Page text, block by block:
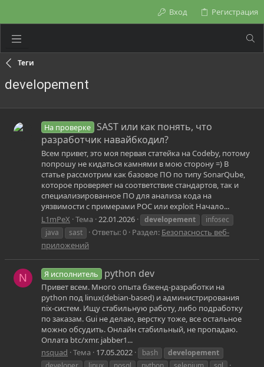
Вход Регистрация
Теги
developement
На проверке
SAST или как понять, что
разработчик навайбкодил?
Всем привет, это моя первая статейка на Codeby, потому
попрошу не кидаться камнями в мою сторону =) В
статье рассмотрим как базовое ПО по типу SonarQube,
которое проверяет на соответствие стандартов, так и
специализированное ПО для анализа кода на
уязвимости с примерами POC или exploit Начало...
L1mPeX Тема 22.01.2026 developement
infosec
java
sast Ответы: 0 Раздел: Безопасность веб-
приложений
N Я исполнитель python dev
Привет всем. Много опыта бэкенд-разработки на
python под linux(debian-based) и администрирования
nix-систем. Ищу стабильную работу, либо подработку
по заказам. Gui не делаю, верстку тоже, все остальное
можно обсудить. Онлайн стабильный, не пропадаю.
Оплата btc/xmr. jabber1...
nsquad Тема 17.05.2022 bash
developement